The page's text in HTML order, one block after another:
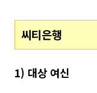
씨티은행
1) 대상 여신